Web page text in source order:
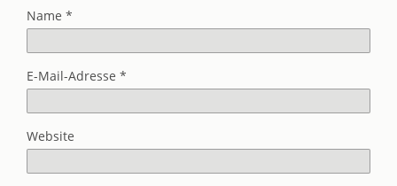
Name *
E-Mail-Adresse *
Website